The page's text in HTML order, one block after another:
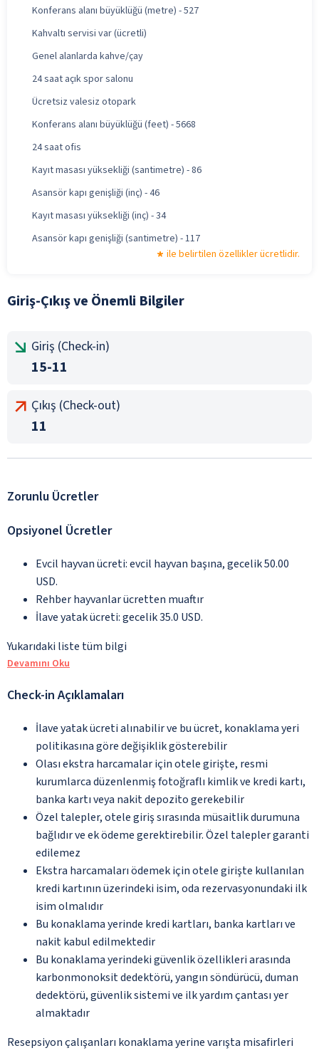
Konferans alanı büyüklüğü (metre) - 527
Kahvaltı servisi var (ücretli)
Genel alanlarda kahve/çay
24 saat açık spor salonu
Ücretsiz valesiz otopark
Konferans alanı büyüklüğü (feet) - 5668
24 saat ofis
Kayıt masası yüksekliği (santimetre) - 86
Asansör kapı genişliği (inç) - 46
Kayıt masası yüksekliği (inç) - 34
Asansör kapı genişliği (santimetre) - 117
ile belirtilen özellikler ücretlidir.
Giriş-Çıkış ve Önemli Bilgiler
Giriş (Check-in)
15-11
Çıkış (Check-out)
11
Zorunlu Ücretler
Opsiyonel Ücretler
Evcil hayvan ücreti: evcil hayvan başına, gecelik 50.00
USD.
Rehber hayvanlar ücretten muaftır
İlave yatak ücreti: gecelik 35.0 USD.
Yukarıdaki liste tüm bilgi
Devamını Oku
Check-in Açıklamaları
İlave yatak ücreti alınabilir ve bu ücret, konaklama yeri
politikasına göre değişiklik gösterebilir
Olası ekstra harcamalar için otele girişte, resmi
kurumlarca düzenlenmiş fotoğraflı kimlik ve kredi kartı,
banka kartı veya nakit depozito gerekebilir
Özel talepler, otele giriş sırasında müsaitlik durumuna
bağlıdır ve ek ödeme gerektirebilir. Özel talepler garanti
edilemez
Ekstra harcamaları ödemek için otele girişte kullanılan
kredi kartının üzerindeki isim, oda rezervasyonundaki ilk
isim olmalıdır
Bu konaklama yerinde kredi kartları, banka kartları ve
nakit kabul edilmektedir
Bu konaklama yerindeki güvenlik özellikleri arasında
karbonmonoksit dedektörü, yangın söndürücü, duman
dedektörü, güvenlik sistemi ve ilk yardım çantası yer
almaktadır
Resepsiyon çalışanları konaklama yerine varışta misafirleri